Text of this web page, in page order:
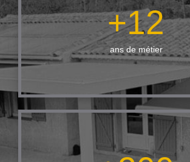
+12
ans de métier